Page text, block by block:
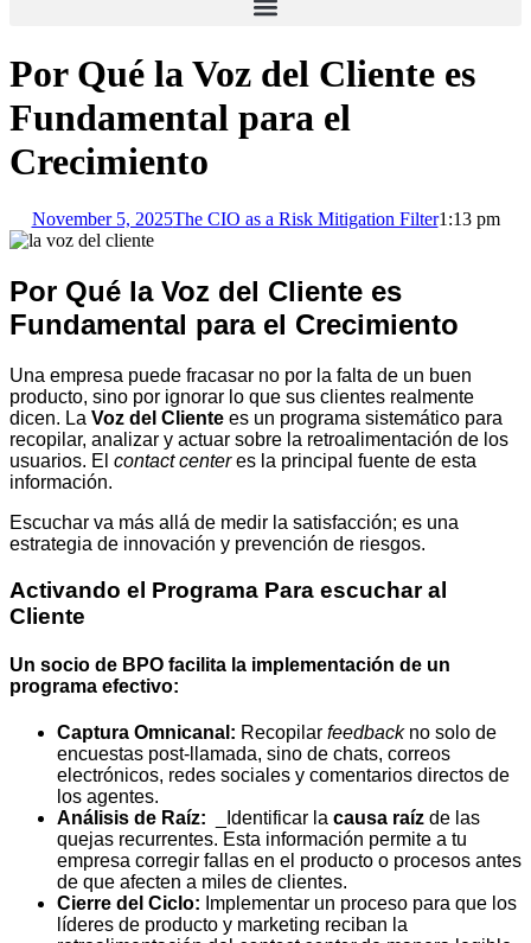
Por Qué la Voz del Cliente es
Fundamental para el
Crecimiento
November 5, 2025The CIO as a Risk Mitigation Filter1:13 pm
Por Qué la Voz del Cliente es
Fundamental para el Crecimiento
Una empresa puede fracasar no por la falta de un buen
producto, sino por ignorar lo que sus clientes realmente
dicen. La Voz del Cliente es un programa sistemático para
recopilar, analizar y actuar sobre la retroalimentación de los
usuarios. El contact centeres la principal fuente de esta
información.
Escuchar va más allá de medir la satisfacción; es una
estrategia de innovación y prevención de riesgos.
Activando el Programa Para escuchar al
Cliente
Un socio de BPO facilita la implementación de un
programa efectivo:
Captura Omnicanal: Recopilar feedbackno solo de
encuestas post-llamada, sino de chats, correos
electrónicos, redes sociales y comentarios directos de
los agentes.
Análisis de Raíz: _Identificar la causa raíz de las
quejas recurrentes. Esta información permite a tu
empresa corregir fallas en el producto o procesos antes
de que afecten a miles de clientes.
Cierre del Ciclo: Implementar un proceso para que los
líderes de producto y marketing reciban la